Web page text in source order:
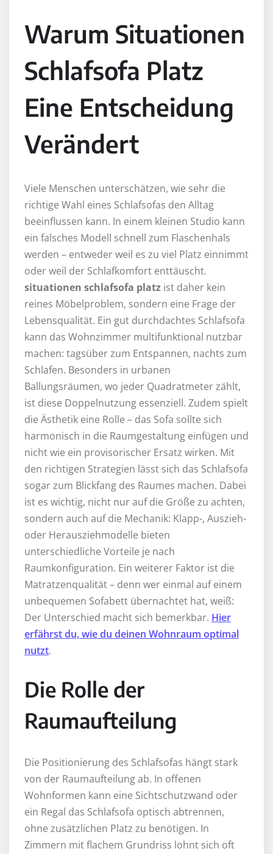
Warum Situationen
Schlafsofa Platz
Eine Entscheidung
Verändert
Viele Menschen unterschätzen, wie sehr die
richtige Wahl eines Schlafsofas den Alltag
beeinflussen kann. In einem kleinen Studio kann
ein falsches Modell schnell zum Flaschenhals
werden – entweder weil es zu viel Platz einnimmt
oder weil der Schlafkomfort enttäuscht.
situationen schlafsofa platz ist daher kein
reines Möbelproblem, sondern eine Frage der
Lebensqualität. Ein gut durchdachtes Schlafsofa
kann das Wohnzimmer multifunktional nutzbar
machen: tagsüber zum Entspannen, nachts zum
Schlafen. Besonders in urbanen
Ballungsräumen, wo jeder Quadratmeter zählt,
ist diese Doppelnutzung essenziell. Zudem spielt
die Ästhetik eine Rolle – das Sofa sollte sich
harmonisch in die Raumgestaltung einfügen und
nicht wie ein provisorischer Ersatz wirken. Mit
den richtigen Strategien lässt sich das Schlafsofa
sogar zum Blickfang des Raumes machen. Dabei
ist es wichtig, nicht nur auf die Größe zu achten,
sondern auch auf die Mechanik: Klapp-, Auszieh-
oder Herausziehmodelle bieten
unterschiedliche Vorteile je nach
Raumkonfiguration. Ein weiterer Faktor ist die
Matratzenqualität – denn wer einmal auf einem
unbequemen Sofabett übernachtet hat, weiß:
Der Unterschied macht sich bemerkbar. Hier
erfährst du, wie du deinen Wohnraum optimal
nutzt.
Die Rolle der
Raumaufteilung
Die Positionierung des Schlafsofas hängt stark
von der Raumaufteilung ab. In offenen
Wohnformen kann eine Sichtschutzwand oder
ein Regal das Schlafsofa optisch abtrennen,
ohne zusätzlichen Platz zu benötigen. In
Zimmern mit flachem Grundriss lohnt sich oft